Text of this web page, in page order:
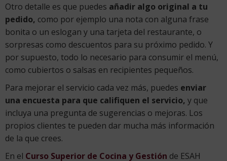
Otro detalle es que puedes añadir algo original a tu
pedido, como por ejemplo una nota con alguna frase
bonita o un eslogan y una tarjeta del restaurante, o
sorpresas como descuentos para su próximo pedido. Y
por supuesto, todo lo necesario para consumir el menú,
como cubiertos o salsas en recipientes pequeños.
Para mejorar el servicio cada vez más, puedes enviar
una encuesta para que califiquen el servicio, y que
incluya una pregunta de sugerencias o mejoras. Los
propios clientes te pueden dar mucha más información
de la que crees.
En el Curso Superior de Cocina y Gestión de ESAH